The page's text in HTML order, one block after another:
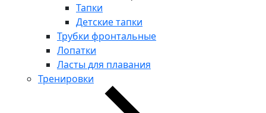
Тапки
Детские тапки
Трубки фронтальные
Лопатки
Ласты для плавания
Тренировки